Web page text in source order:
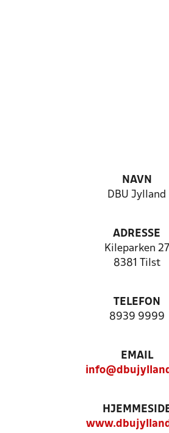
NAVN
DBU Jylland
ADRESSE
Kileparken 27
8381 Tilst
TELEFON
8939 9999
EMAIL